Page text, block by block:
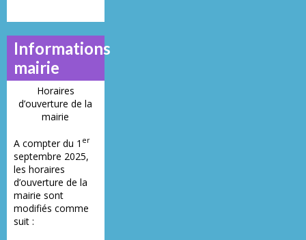
Informations
mairie
Horaires
d’ouverture de la
mairie
A compter du 1 er
septembre 2025,
les horaires
d’ouverture de la
mairie sont
modifiés comme
suit :